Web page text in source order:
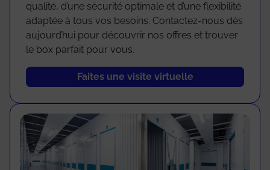
qualité, d’une sécurité optimale et d’une flexibilité
adaptée à tous vos besoins. Contactez-nous dès
aujourd’hui pour découvrir nos offres et trouver
le box parfait pour vous.
Faites une visite virtuelle